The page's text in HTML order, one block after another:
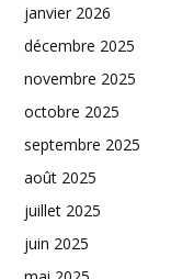
janvier 2026
décembre 2025
novembre 2025
octobre 2025
septembre 2025
août 2025
juillet 2025
juin 2025